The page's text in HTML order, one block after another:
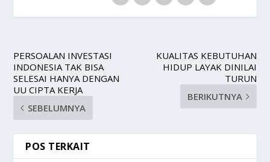
PERSOALAN INVESTASI
INDONESIA TAK BISA
SELESAI HANYA DENGAN
UU CIPTA KERJA
SEBELUMNYA
KUALITAS KEBUTUHAN
HIDUP LAYAK DINILAI
TURUN
BERIKUTNYA
POS TERKAIT